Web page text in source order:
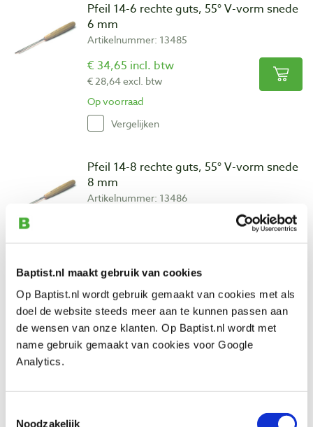
Baptist.nl maakt gebruik van cookies
Op Baptist.nl wordt gebruik gemaakt van cookies met als
doel de website steeds meer aan te kunnen passen aan
de wensen van onze klanten. Op Baptist.nl wordt met
name gebruik gemaakt van cookies voor Google
Analytics.
Noodzakelijk
Pfeil 14-6 rechte guts, 55° V-vorm snede
6 mm
Artikelnummer: 13485
€ 34,65 incl. btw
€ 28,64 excl. btw
Op voorraad
Vergelijken
Pfeil 14-8 rechte guts, 55° V-vorm snede
8 mm
Artikelnummer: 13486
Pfeil 14-10 rechte guts, 55° V-vorm
snede 10 mm